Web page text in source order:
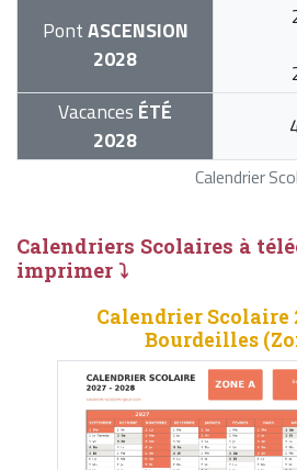
Calendrier
PontASCENSION
2028
Vacances ÉTÉ
2028
Calendriers Scolaires à
imprimer ⤵
Calendrier Scolaire
Bourdeilles